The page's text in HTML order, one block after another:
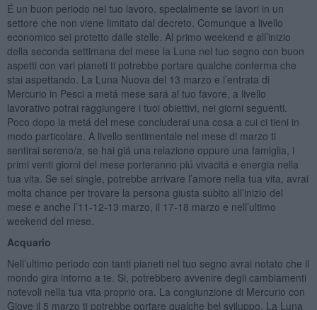
É un buon periodo nel tuo lavoro, specialmente se lavori in un
settore che non viene limitato dal decreto. Comunque a livello
economico sei protetto dalle stelle. Al primo weekend e all’inizio
della seconda settimana del mese la Luna nel tuo segno con buon
aspetti con vari pianeti ti potrebbe portare qualche conferma che
stai aspettando. La Luna Nuova del 13 marzo e l’entrata di
Mercurio in Pesci a metá mese sará al tuo favore, a livello
lavorativo potrai raggiungere i tuoi obiettivi, nei giorni seguenti.
Poco dopo la metá del mese concluderai una cosa a cui ci tieni in
modo particolare. A livello sentimentale nel mese di marzo ti
sentirai sereno/a, se hai giá una relazione oppure una famiglia, i
primi venti giorni del mese porteranno piú vivacitá e energia nella
tua vita. Se sei single, potrebbe arrivare l’amore nella tua vita, avrai
molta chance per trovare la persona giusta subito all’inizio del
mese e anche l’11-12-13 marzo, il 17-18 marzo e nell’ultimo
weekend del mese.
Acquario
Nell’ultimo periodo con tanti pianeti nel tuo segno avrai notato che il
mondo gira intorno a te. Si, potrebbero avvenire degli cambiamenti
notevoli nella tua vita proprio ora. La congiunzione di Mercurio con
Giove il 5 marzo ti potrebbe portare qualche bel sviluppo. La Luna